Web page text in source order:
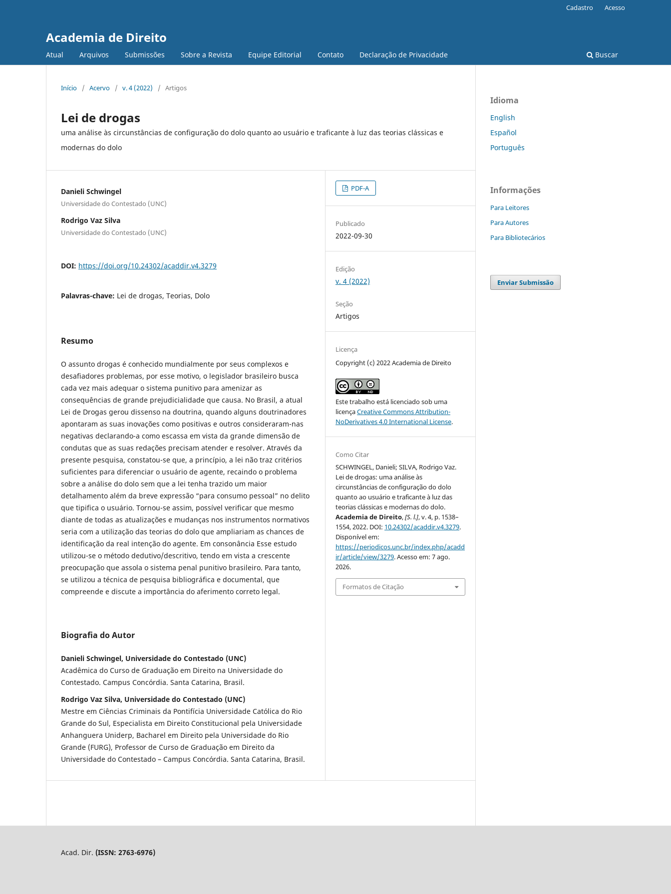
Academia de Direito
Atual Arquivos Submissões Sobre a Revista Equipe Editorial Contato Declaração de Privacidade Buscar
Cadastro Acesso
Início / Acervo / v. 4 (2022) / Artigos
Lei de drogas
uma análise às circunstâncias de configuração do dolo quanto ao usuário e traficante à luz das teorias clássicas e
modernas do dolo
Danieli Schwingel
Universidade do Contestado (UNC)
Rodrigo Vaz Silva
Universidade do Contestado (UNC)
DOI: https://doi.org/10.24302/acaddir.v4.3279
Palavras-chave: Lei de drogas, Teorias, Dolo
Resumo
O assunto drogas é conhecido mundialmente por seus complexos e
desafiadores problemas, por esse motivo, o legislador brasileiro busca
cada vez mais adequar o sistema punitivo para amenizar as
consequências de grande prejudicialidade que causa. No Brasil, a atual
Lei de Drogas gerou dissenso na doutrina, quando alguns doutrinadores
apontaram as suas inovações como positivas e outros consideraram-nas
negativas declarando-a como escassa em vista da grande dimensão de
condutas que as suas redações precisam atender e resolver. Através da
presente pesquisa, constatou-se que, a princípio, a lei não traz critérios
suficientes para diferenciar o usuário de agente, recaindo o problema
sobre a análise do dolo sem que a lei tenha trazido um maior
detalhamento além da breve expressão “para consumo pessoal” no delito
que tipifica o usuário. Tornou-se assim, possível verificar que mesmo
diante de todas as atualizações e mudanças nos instrumentos normativos
seria com a utilização das teorias do dolo que ampliariam as chances de
identificação da real intenção do agente. Em consonância Esse estudo
utilizou-se o método dedutivo/descritivo, tendo em vista a crescente
preocupação que assola o sistema penal punitivo brasileiro. Para tanto,
se utilizou a técnica de pesquisa bibliográfica e documental, que
compreende e discute a importância do aferimento correto legal.
Biografia do Autor
Danieli Schwingel, Universidade do Contestado (UNC)
Acadêmica do Curso de Graduação em Direito na Universidade do
Contestado. Campus Concórdia. Santa Catarina, Brasil.
Rodrigo Vaz Silva, Universidade do Contestado (UNC)
Mestre em Ciências Criminais da Pontifícia Universidade Católica do Rio
Grande do Sul, Especialista em Direito Constitucional pela Universidade
Anhanguera Uniderp, Bacharel em Direito pela Universidade do Rio
Grande (FURG), Professor de Curso de Graduação em Direito da
Universidade do Contestado – Campus Concórdia. Santa Catarina, Brasil.
PDF-A
Publicado
2022-09-30
Edição
v. 4 (2022)
Seção
Artigos
Licença
Copyright (c) 2022 Academia de Direito
Este trabalho está licenciado sob uma
licençaCreative Commons Attribution-
NoDerivatives 4.0 International License.
Como Citar
SCHWINGEL, Danieli; SILVA, Rodrigo Vaz.
Lei de drogas: uma análise às
circunstâncias de configuração do dolo
quanto ao usuário e traficante à luz das
teorias clássicas e modernas do dolo.
Academia de Direito,[S. l.], v. 4, p. 1538–
1554, 2022. DOI: 10.24302/acaddir.v4.3279.
Disponível em:
https://periodicos.unc.br/index.php/acadd
ir/article/view/3279. Acesso em: 7 ago.
2026.
Formatos de Citação
Idioma
English
Español
Português
Informações
Para Leitores
Para Autores
Para Bibliotecários
Enviar Submissão
Acad. Dir. (ISSN: 2763-6976)